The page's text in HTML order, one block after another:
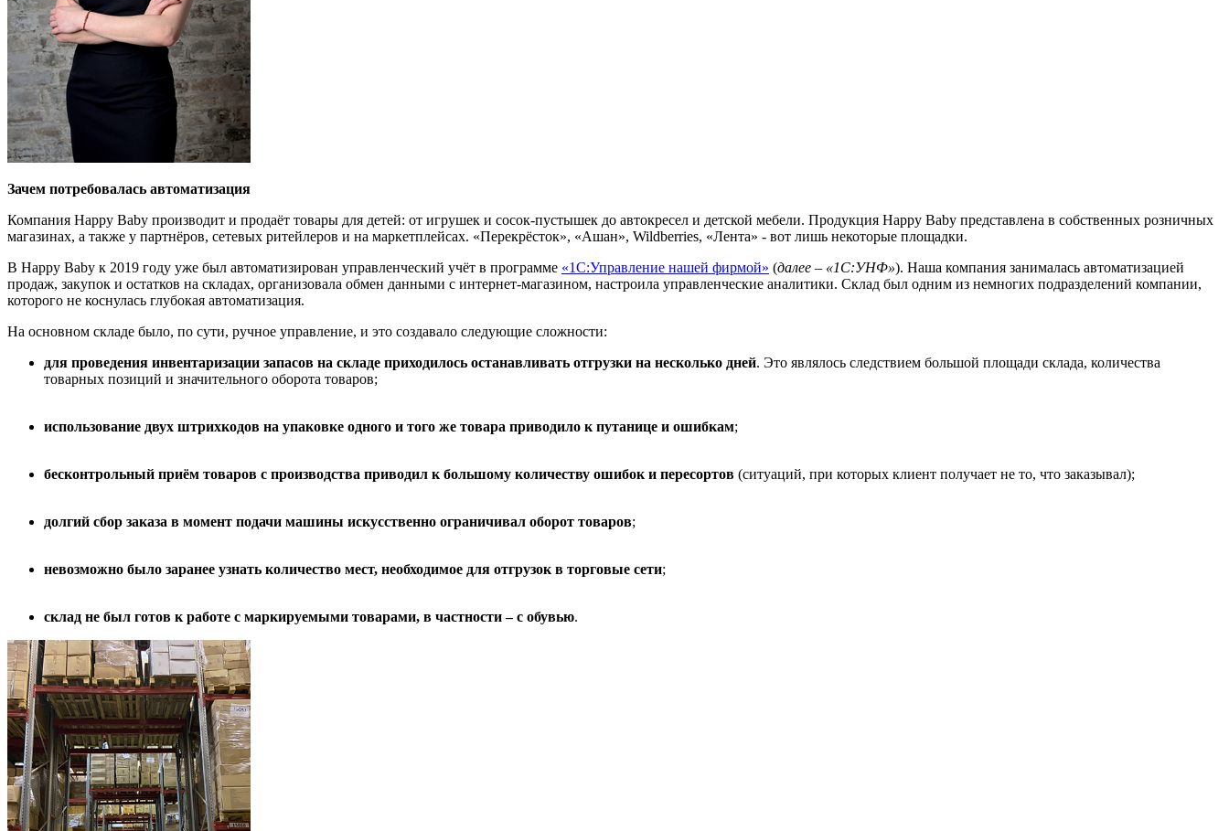
Зачем потребовалась автоматизация
Компания Happy Baby производит и продаёт товары для детей: от игрушек и сосок-пустышек до автокресел и детской мебели. Продукция Happy Baby представлена в собственных розничных
магазинах, а также у партнёров, сетевых ритейлеров и на маркетплейсах. «Перекрёсток», «Ашан», Wildberries, «Лента» - вот лишь некоторые площадки.
В Happy Baby к 2019 году уже был автоматизирован управленческий учёт в программе «1С:Управление нашей фирмой» (далее – «1С:УНФ»). Наша компания занималась автоматизацией
продаж, закупок и остатков на складах, организовала обмен данными с интернет-магазином, настроила управленческие аналитики. Склад был одним из немногих подразделений компании,
которого не коснулась глубокая автоматизация.
На основном складе было, по сути, ручное управление, и это создавало следующие сложности:
для проведения инвентаризации запасов на складе приходилось останавливать отгрузки на несколько дней. Это являлось следствием большой площади склада, количества
товарных позиций и значительного оборота товаров;
использование двух штрихкодов на упаковке одного и того же товара приводило к путанице и ошибкам;
бесконтрольный приём товаров с производства приводил к большому количеству ошибок и пересортов (ситуаций, при которых клиент получает не то, что заказывал);
долгий сбор заказа в момент подачи машины искусственно ограничивал оборот товаров;
невозможно было заранее узнать количество мест, необходимое для отгрузок в торговые сети;
склад не был готов к работе с маркируемыми товарами, в частности – с обувью.